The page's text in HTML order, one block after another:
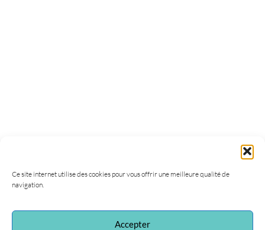
Ce site internet utilise des cookies pour vous offrir une meilleure qualité de
navigation.
Accepter